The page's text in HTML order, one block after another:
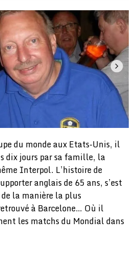
du monde aux Etats-Unis, il
dix jours par sa famille, la
Interpol. L’histoire de
anglais de 65 ans, s’est
la manière la plus
à Barcelone… Où il
les matchs du Mondial dans